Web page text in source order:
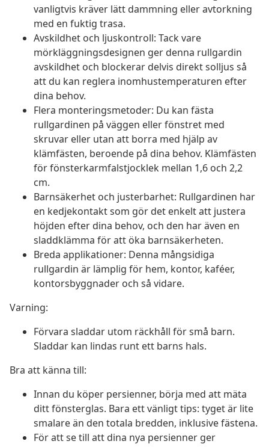
vanligtvis kräver lätt dammning eller avtorkning
med en fuktig trasa.
Avskildhet och ljuskontroll: Tack vare
mörkläggningsdesignen ger denna rullgardin
avskildhet och blockerar delvis direkt solljus så
att du kan reglera inomhustemperaturen efter
dina behov.
Flera monteringsmetoder: Du kan fästa
rullgardinen på väggen eller fönstret med
skruvar eller utan att borra med hjälp av
klämfästen, beroende på dina behov. Klämfästen
för fönsterkarmfalstjocklek mellan 1,6 och 2,2
cm.
Barnsäkerhet och justerbarhet: Rullgardinen har
en kedjekontakt som gör det enkelt att justera
höjden efter dina behov, och den har även en
sladdklämma för att öka barnsäkerheten.
Breda applikationer: Denna mångsidiga
rullgardin är lämplig för hem, kontor, kaféer,
kontorsbyggnader och så vidare.
Varning:
Förvara sladdar utom räckhåll för små barn.
Sladdar kan lindas runt ett barns hals.
Bra att känna till:
Innan du köper persienner, börja med att mäta
ditt fönsterglas. Bara ett vänligt tips: tyget är lite
smalare än den totala bredden, inklusive fästena.
För att se till att dina nya persienner ger